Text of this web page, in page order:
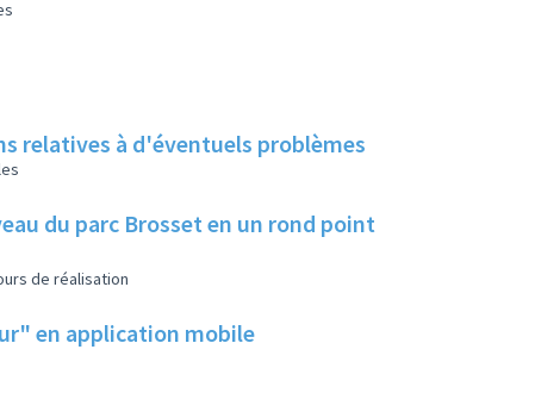
relatives à d'éventuels problèmes
du parc Brosset en un rond point
de réalisation
en application mobile